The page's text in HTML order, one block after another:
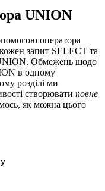
UNION
оператора
запит SELECT та
Обмежень щодо
в одному
розділі ми
створювати повне
як можна цього